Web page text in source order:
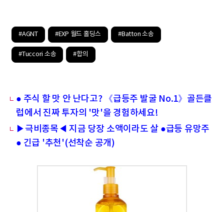
#AGNT #EXP 월드 홀딩스 #Batton 소송
#Tuccori 소송 #합의
● 주식 할 맛 안 난다고? 《급등주 발굴 No.1》골든클
럽에서 진짜 투자의 '맛'을 경험하세요!
▶극비종목◀ 지금 당장 소액이라도 살 ●급등 유망주
● 긴급 '추천'(선착순 공개)